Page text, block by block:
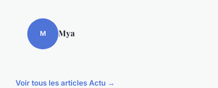
M Mya
Voir tous les articles Actu →